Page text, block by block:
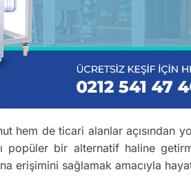
hem de ticari alanlar açısından
popüler bir alternatif haline
erişimini sağlamak amacıyla